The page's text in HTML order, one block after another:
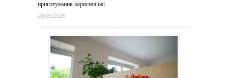
приготування корисної їжі
28/05/2026